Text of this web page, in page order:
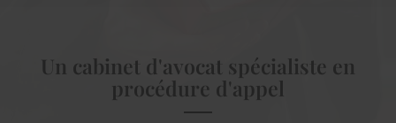
Un cabinet d'avocat spécialiste en
procédure d'appel